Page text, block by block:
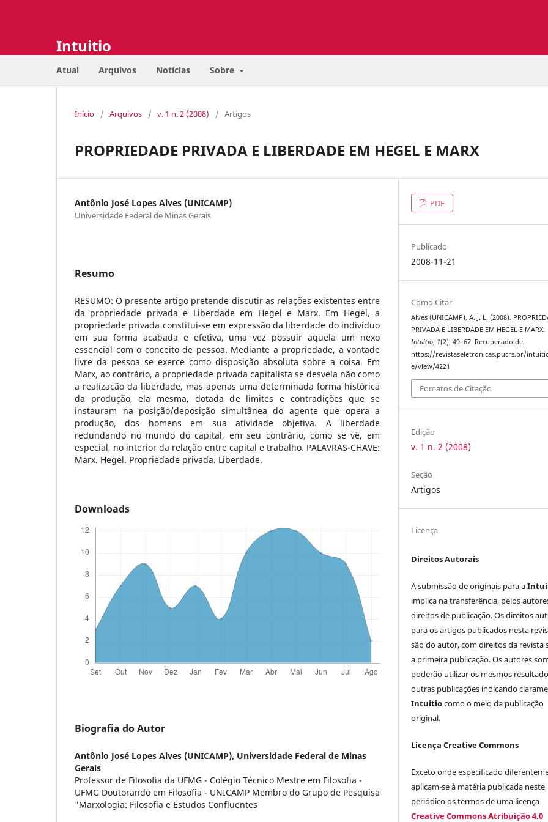
Intuitio
Atual Arquivos Notícias Sobre
Início / Arquivos / v. 1 n. 2 (2008) / Artigos
PROPRIEDADE PRIVADA E LIBERDADE EM HEGEL E MARX
Antônio José Lopes Alves (UNICAMP)
Universidade Federal de Minas Gerais
Resumo
RESUMO: O presente artigo pretende discutir as relações existentes entre
da propriedade privada e Liberdade em Hegel e Marx. Em Hegel, a
propriedade privada constitui-se em expressão da liberdade do indivíduo
em sua forma acabada e efetiva, uma vez possuir aquela um nexo
essencial com o conceito de pessoa. Mediante a propriedade, a vontade
livre da pessoa se exerce como disposição absoluta sobre a coisa. Em
Marx, ao contrário, a propriedade privada capitalista se desvela não como
a realização da liberdade, mas apenas uma determinada forma histórica
da produção, ela mesma, dotada de limites e contradições que se
instauram na posição/deposição simultânea do agente que opera a
produção, dos homens em sua atividade objetiva. A liberdade
redundando no mundo do capital, em seu contrário, como se vê, em
especial, no interior da relação entre capital e trabalho. PALAVRAS-CHAVE:
Marx. Hegel. Propriedade privada. Liberdade.
Downloads
Biografia do Autor
Antônio José Lopes Alves (UNICAMP), Universidade Federal de Minas
Gerais
Professor de Filosofia da UFMG - Colégio Técnico Mestre em Filosofia -
UFMG Doutorando em Filosofia - UNICAMP Membro do Grupo de Pesquisa
"Marxologia: Filosofia e Estudos Confluentes
PDF
Publicado
2008-11-21
Como Citar
Alves (UNICAMP), A. J. L. (2008).
PRIVADA E LIBERDADE EM HEGEL E MARX.
Intuitio, 1(2), 49–67. Recuperado de
https://revistaseletronicas.pucrs.br/
e/view/4221
Fomatos de Citação
Edição
v. 1 n. 2 (2008)
Seção
Artigos
Licença
Direitos Autorais
A submissão de originais para a
implica na transferência, pelos
direitos de publicação. Os direitos
para os artigos publicados nesta
são do autor, com direitos da revista
a primeira publicação. Os autores
poderão utilizar os mesmos
outras publicações indicando
Intuitiocomo o meio da publicação
original.
Licença Creative Commons
Exceto onde especificado
aplicam-se à matéria publicada neste
periódico os termos de uma licença
Creative Commons Atribuição 4.0